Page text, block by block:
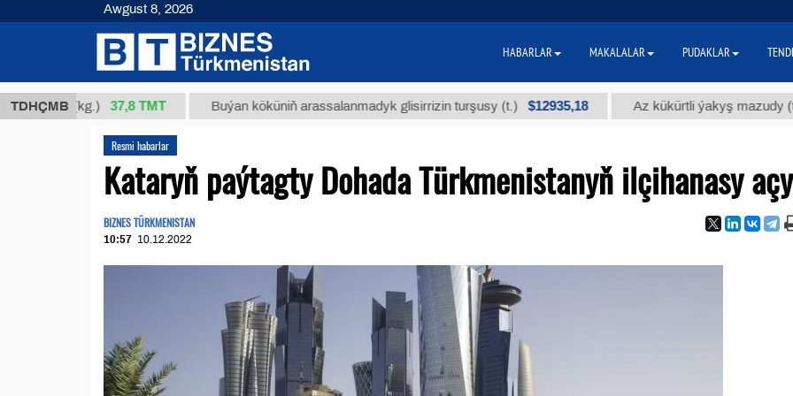
TDHÇMB
1 (kg.) 37,8 ТМТ Buýan köküniň arassalanmadyk glisirrizin turşusy (t.) $12935,18 Az kükürtli ýakyş mazudy (t.) $300
Resmi habarlar
Kataryň paýtagty Dohada Türkmenistanyň ilçihanasy
BIZNES TÜRKMENISTAN
10:57 10.12.2022
Awgust 8, 2026
HABARLAR MAKALALAR PUDAKLAR